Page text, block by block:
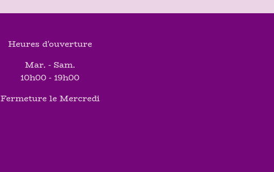
Heures d'ouverture
Mar. - Sam.
10h00 - 19h00
Fermeture le Mercredi